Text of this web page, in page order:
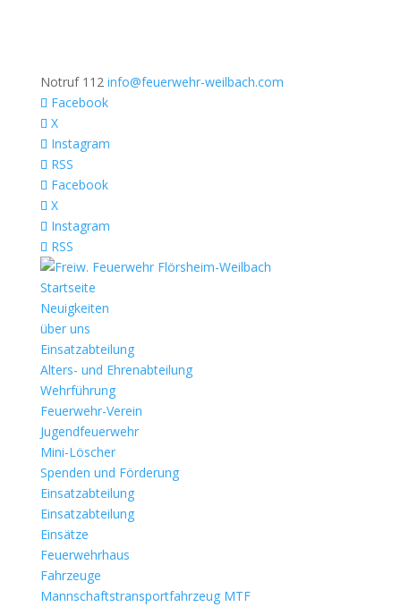
Notruf 112 info@feuerwehr-weilbach.com
Facebook
X
Instagram
RSS
Facebook
X
Instagram
RSS
Startseite
Neuigkeiten
über uns
Einsatzabteilung
Alters- und Ehrenabteilung
Wehrführung
Feuerwehr-Verein
Jugendfeuerwehr
Mini-Löscher
Spenden und Förderung
Einsatzabteilung
Einsatzabteilung
Einsätze
Feuerwehrhaus
Fahrzeuge
Mannschaftstransportfahrzeug MTF